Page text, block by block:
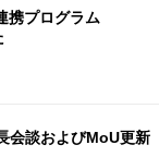
携プログラム
会談およびMoU更新